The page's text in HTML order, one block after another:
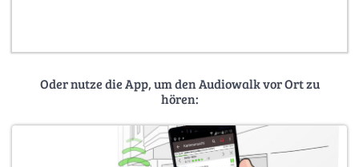
Oder nutze die App, um den Audiowalk vor Ort zu
hören: